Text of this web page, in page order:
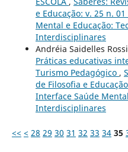
e Educação: v. 25 n.
Mental e Educação:
Interdisciplinares
Andréia Saidelles
Práticas educativas
Turismo Pedagógico ,
de Filosofia e
Interface Saúde
Interdisciplinares
<< < 28 29 30 31 32 33 34 35